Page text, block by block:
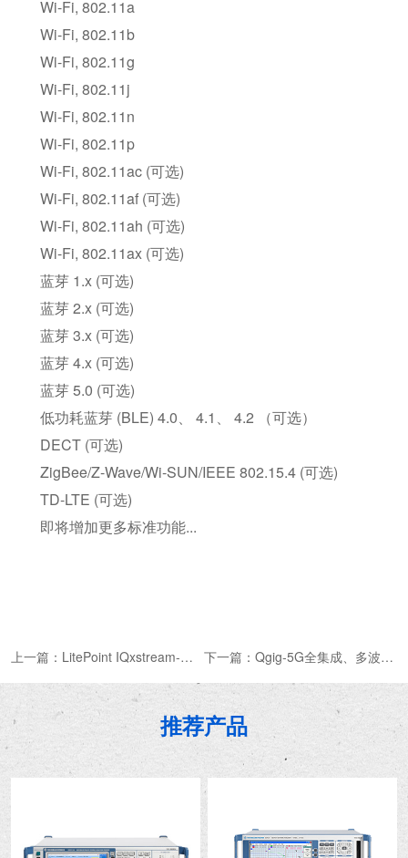
Wi-Fi, 802.11a
Wi-Fi, 802.11b
Wi-Fi, 802.11g
Wi-Fi, 802.11j
Wi-Fi, 802.11n
Wi-Fi, 802.11p
Wi-Fi, 802.11ac (可选)
Wi-Fi, 802.11af (可选)
Wi-Fi, 802.11ah (可选)
Wi-Fi, 802.11ax (可选)
蓝芽 1.x (可选)
蓝芽 2.x (可选)
蓝芽 3.x (可选)
蓝芽 4.x (可选)
蓝芽 5.0 (可选)
低功耗蓝芽 (BLE) 4.0、 4.1、 4.2 （可选）
DECT (可选)
ZigBee/Z-Wave/Wi-SUN/IEEE 802.15.4 (可选)
TD-LTE (可选)
即将增加更多标准功能...
上一篇： LitePoint IQxstream-M无线通信测试仪 下一篇： Qgig-5G全集成、多波段毫米波非信令测试仪器
推荐产品